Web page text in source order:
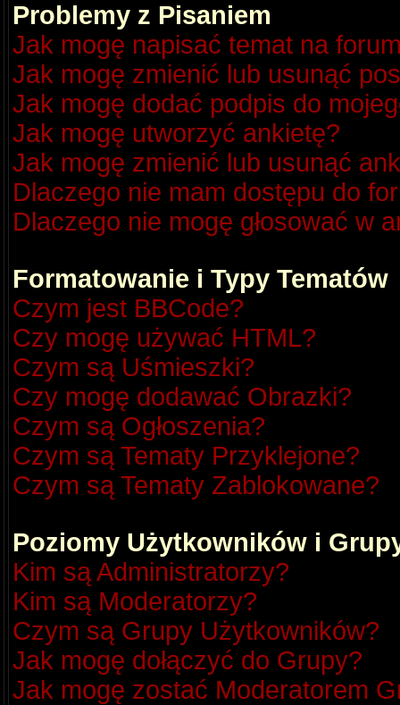
Problemy z Pisaniem
Jak mogę napisać temat na
Jak mogę zmienić lub usunąć
Jak mogę dodać podpis do
Jak mogę utworzyć ankietę?
Jak mogę zmienić lub usunąć
Dlaczego nie mam dostępu do
Dlaczego nie mogę głosować w
Formatowanie i Typy Tematów
Czym jest BBCode?
Czy mogę używać HTML?
Czym są Uśmieszki?
Czy mogę dodawać Obrazki?
Czym są Ogłoszenia?
Czym są Tematy Przyklejone?
Czym są Tematy Zablokowane?
Poziomy Użytkowników i
Kim są Administratorzy?
Kim są Moderatorzy?
Czym są Grupy Użytkowników?
Jak mogę dołączyć do Grupy?
Jak mogę zostać Moderatorem